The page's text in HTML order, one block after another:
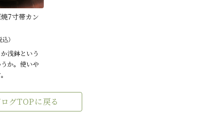
7寸帯カン
込）
浅鉢という
か。使いや
グTOPに戻る